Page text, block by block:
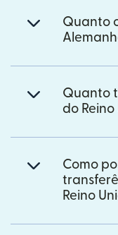
Quanto
Quanto
do
Como
Reino